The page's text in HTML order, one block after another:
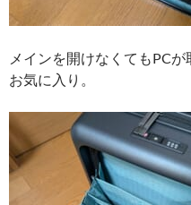
メインを開けなくてもPC
お気に入り。